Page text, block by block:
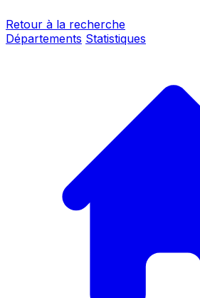
Retour à la recherche
Départements Statistiques